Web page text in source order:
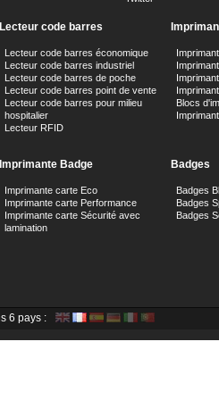
Lecteur code barres
Lecteur code barres économique
Lecteur code barres industriel
Lecteur code barres de poche
Lecteur code barres point de vente
Lecteur code barres pour milieu
hospitalier
Lecteur RFID
Blocs
Imprimante Badge
Imprimante carte Eco
Imprimante carte Performance
Imprimante carte Sécurité avec
lamination
Badges
Badges
Badges
Badges
6 pays :